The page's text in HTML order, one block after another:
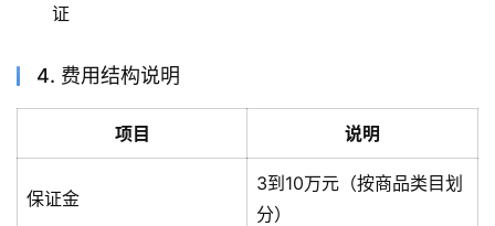
证
4. 费用结构说明
项目 说明
保证金
3到10万元（按商品类目划
分）